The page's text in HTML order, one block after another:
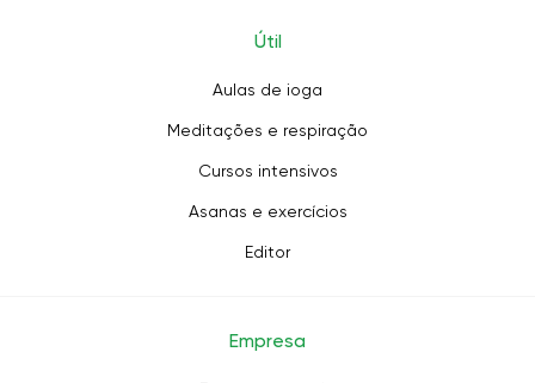
Útil
Aulas de ioga
Meditações e respiração
Cursos intensivos
Asanas e exercícios
Editor
Empresa